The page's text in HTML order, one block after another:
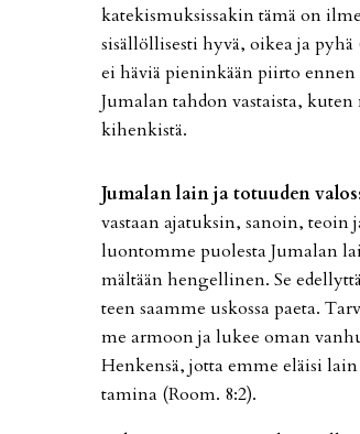
ka­te­kis­muk­sis­sa­kin tämä on
si­säl­löl­li­ses­ti hyvä, oi­kea ja
ei hä­viä pie­nin­kään piir­to
Ju­ma­lan tah­don vas­tais­ta,
ki­hen­kis­tä.
Ju­ma­lan lain ja to­tuu­den
vas­taan aja­tuk­sin, sa­noin,
luon­tom­me puo­les­ta Ju­ma­lan
mäl­tään hen­gel­li­nen. Se
teen saam­me us­kos­sa pa­e­ta.
me ar­moon ja lu­kee oman
Hen­ken­sä, jot­ta em­me eläi­si
ta­mi­na (Room. 8:2).